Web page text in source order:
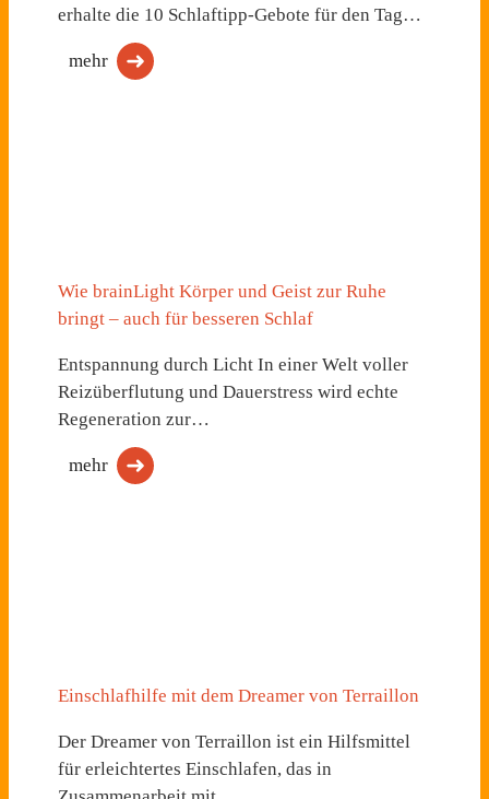
erhalte die 10 Schlaftipp-Gebote für den Tag…
mehr
Wie brainLight Körper und Geist zur Ruhe
bringt – auch für besseren Schlaf
Entspannung durch Licht In einer Welt voller
Reizüberflutung und Dauerstress wird echte
Regeneration zur…
mehr
Einschlafhilfe mit dem Dreamer von Terraillon
Der Dreamer von Terraillon ist ein Hilfsmittel
für erleichtertes Einschlafen, das in